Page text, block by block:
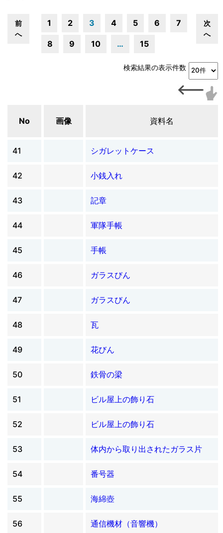
前
へ
1 2 3 4 5 6 7
8 9 10 … 15
次
へ
検索結果の表示件数
No 画像 資料名
41 シガレットケース
42 小銭入れ
43 記章
44 軍隊手帳
45 手帳
46 ガラスびん
47 ガラスびん
48 瓦
49 花びん
50 鉄骨の梁
51 ビル屋上の飾り石
52 ビル屋上の飾り石
53 体内から取り出されたガラス片
54 番号器
55 海綿壺
56 通信機材（音響機）